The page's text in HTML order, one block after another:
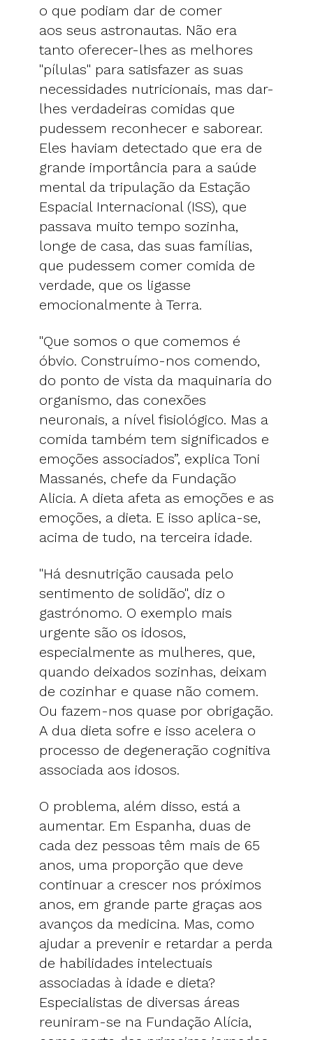
o que podiam dar de comer
aos seus astronautas. Não era
tanto oferecer-lhes as melhores
"pílulas" para satisfazer as suas
necessidades nutricionais, mas dar-
lhes verdadeiras comidas que
pudessem reconhecer e saborear.
Eles haviam detectado que era de
grande importância para a saúde
mental da tripulação da Estação
Espacial Internacional (ISS), que
passava muito tempo sozinha,
longe de casa, das suas famílias,
que pudessem comer comida de
verdade, que os ligasse
emocionalmente à Terra.
"Que somos o que comemos é
óbvio. Construímo-nos comendo,
do ponto de vista da maquinaria do
organismo, das conexões
neuronais, a nível fisiológico. Mas a
comida também tem significados e
emoções associados”, explica Toni
Massanés, chefe da Fundação
Alicia. A dieta afeta as emoções e as
emoções, a dieta. E isso aplica-se,
acima de tudo, na terceira idade.
"Há desnutrição causada pelo
sentimento de solidão", diz o
gastrónomo. O exemplo mais
urgente são os idosos,
especialmente as mulheres, que,
quando deixados sozinhas, deixam
de cozinhar e quase não comem.
Ou fazem-nos quase por obrigação.
A dua dieta sofre e isso acelera o
processo de degeneração cognitiva
associada aos idosos.
O problema, além disso, está a
aumentar. Em Espanha, duas de
cada dez pessoas têm mais de 65
anos, uma proporção que deve
continuar a crescer nos próximos
anos, em grande parte graças aos
avanços da medicina. Mas, como
ajudar a prevenir e retardar a perda
de habilidades intelectuais
associadas à idade e dieta?
Especialistas de diversas áreas
reuniram-se na Fundação Alícia,